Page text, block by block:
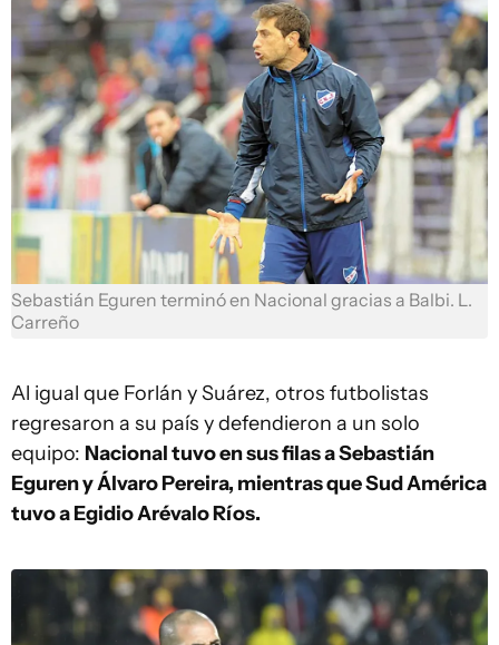
Sebastián Eguren terminó en Nacional gracias a Balbi. L.
Carreño
Al igual que Forlán y Suárez, otros futbolistas
regresaron a su país y defendieron a un solo
equipo: Nacional tuvo en sus filas a Sebastián
Eguren y Álvaro Pereira, mientras que Sud América
tuvo a Egidio Arévalo Ríos.